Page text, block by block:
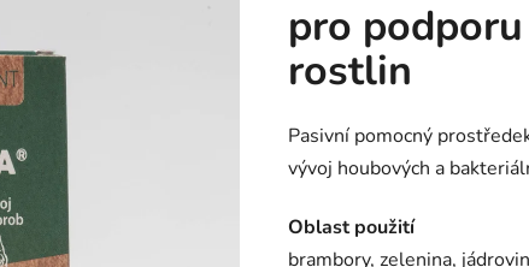
pro
rostlin
Pasivní pomocný
vývoj houbových a
Oblast použití
brambory, zelenina,